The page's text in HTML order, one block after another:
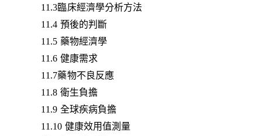
11.3臨床經濟學分析方法
11.4 預後的判斷
11.5 藥物經濟學
11.6 健康需求
11.7藥物不良反應
11.8 衛生負擔
11.9 全球疾病負擔
11.10 健康效用值測量